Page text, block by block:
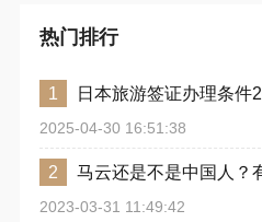
热门排行
1 日本旅游签证办理条件
2025-04-30 16:51:38
2 马云还是不是中国人？
2023-03-31 11:49:42